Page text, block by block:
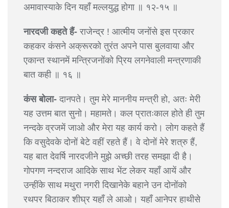
अमावास्याके दिन यहाँ मल्लयुद्ध होगा ॥ १२-१५ ॥
नारदजी कहते हैं- राजेन्द्र ! आत्मीय जनोंसे इस प्रकार
कहकर कंसने अक्रूरको तुरंत अपने पास बुलवाया और
एकान्त स्थानमें मन्त्रिजनोंको प्रिय लगनेवाली मन्त्रणाकी
बात कही ॥ १६ ॥
कंस बोला- दानपते। तुम मेरे माननीय मन्त्री हो, अतः मेरी
यह उत्तम बात सुनो। महामते। कल प्रातःकाल होते ही तुम
नन्दके व्रजमें जाओ और मेरा यह कार्य करो। लोग कहते हैं
कि वसुदेवके दोनों बेटे वहीं रहते हैं। वे दोनों मेरे शत्रु हैं,
यह बात देवर्षि नारदजीने मुझे अच्छी तरह समझा दी है।
गोपगण नन्दराज आदिके साथ भेंट लेकर यहाँ आयें और
उन्हींके साथ मथुरा नगरी दिखानेके बहाने उन दोनोंको
रथपर बिठाकर शीघ्र यहाँ ले आओ। यहाँ आनेपर हाथीसे